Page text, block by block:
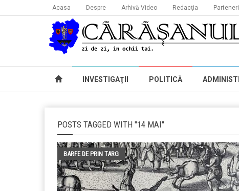
Acasa Despre Arhivă Video Redacţia
INVESTIGAŢII POLITICĂ
POSTS TAGGED WITH "14 MAI"
BARFE DE PRIN TARG